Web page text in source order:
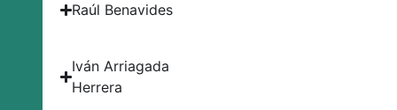
Raúl Benavides
Iván Arriagada
Herrera